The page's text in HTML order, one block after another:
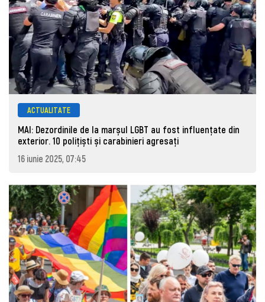
ACTUALITATE
MAI: Dezordinile de la marșul LGBT au fost influențate din
exterior. 10 polițiști și carabinieri agresați
16 iunie 2025, 07:45